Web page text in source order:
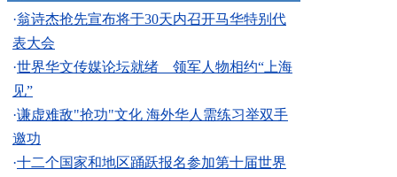
·翁诗杰抢先宣布将于30天内召开马华特别代
表大会
·世界华文传媒论坛就绪 领军人物相约“上海
见”
·谦虚难敌"抢功"文化 海外华人需练习举双手
邀功
·十二个国家和地区踊跃报名参加第十届世界